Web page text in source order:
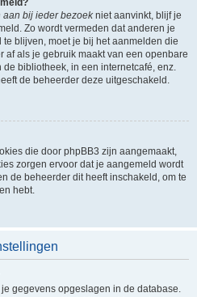
aan bij ieder bezoekniet aanvinkt, blijf je
Zo wordt vermeden dat anderen je
blijven, moet je bij het aanmelden die
af als je gebruik maakt van een openbare
bibliotheek, in een internetcafé, enz.
de beheerder deze uitgeschakeld.
die door phpBB3 zijn aangemaakt,
zorgen ervoor dat je aangemeld wordt
de beheerder dit heeft inschakeld, om te
hebt.
gegevens opgeslagen in de database.